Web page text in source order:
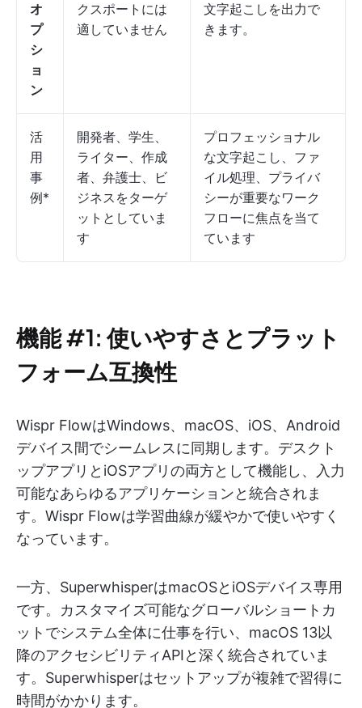
オ
プ
シ
ョ
ン
クスポートには
適していません
文字起こしを出力で
きます。
活
用
事
例*
開発者、学生、
ライター、作成
者、弁護士、ビ
ジネスをターゲ
ットとしていま
す
プロフェッショナル
な文字起こし、ファ
イル処理、プライバ
シーが重要なワーク
フローに焦点を当て
ています
機能 #1: 使いやすさとプラット
フォーム互換性
Wispr FlowはWindows、macOS、iOS、Android
デバイス間でシームレスに同期します。デスクト
ップアプリとiOSアプリの両方として機能し、入力
可能なあらゆるアプリケーションと統合されま
す。Wispr Flowは学習曲線が緩やかで使いやすく
なっています。
一方、SuperwhisperはmacOSとiOSデバイス専用
です。カスタマイズ可能なグローバルショートカ
ットでシステム全体に仕事を行い、macOS 13以
降のアクセシビリティAPIと深く統合されていま
す。Superwhisperはセットアップが複雑で習得に
時間がかかります。